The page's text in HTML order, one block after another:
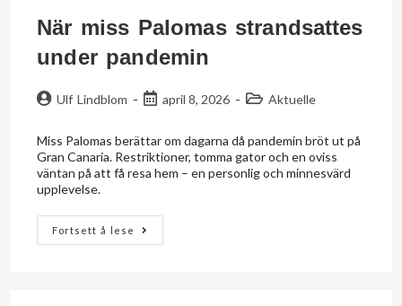
När miss Palomas strandsattes
under pandemin
Ulf Lindblom april 8, 2026 Aktuelle
Miss Palomas berättar om dagarna då pandemin bröt ut på
Gran Canaria. Restriktioner, tomma gator och en oviss
väntan på att få resa hem – en personlig och minnesvärd
upplevelse.
Fortsett å lese